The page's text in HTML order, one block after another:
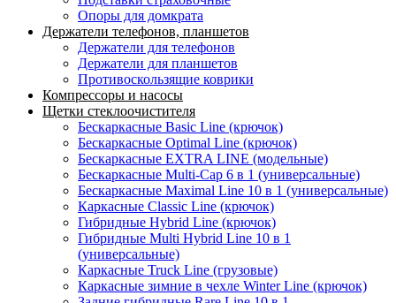
Опоры для домкрата
Держатели телефонов, планшетов
Держатели для телефонов
Держатели для планшетов
Противоскользящие коврики
Компрессоры и насосы
Щетки стеклоочистителя
Бескаркасные Basic Line (крючок)
Бескаркасные Optimal Line (крючок)
Бескаркасные EXTRA LINE (модельные)
Бескаркасные Multi-Cap 6 в 1 (универсальные)
Бескаркасные Maximal Line 10 в 1 (универсальные)
Каркасные Classic Line (крючок)
Гибридные Hybrid Line (крючок)
Гибридные Multi Hybrid Line 10 в 1
(универсальные)
Каркасные Truck Line (грузовые)
Каркасные зимние в чехле Winter Line (крючок)